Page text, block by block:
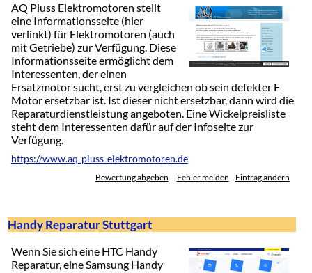
AQ Pluss Elektromotoren stellt
eine Informationsseite (hier
verlinkt) für Elektromotoren (auch
mit Getriebe) zur Verfügung. Diese
Informationsseite ermöglicht dem
Interessenten, der einen
Ersatzmotor sucht, erst zu vergleichen ob sein defekter E
Motor ersetzbar ist. Ist dieser nicht ersetzbar, dann wird die
Reparaturdienstleistung angeboten. Eine Wickelpreisliste
steht dem Interessenten dafür auf der Infoseite zur
Verfügung.
https://www.aq-pluss-elektromotoren.de
Bewertung abgeben Fehler melden Eintrag ändern
Handy Reparatur Stuttgart
Wenn Sie sich eine HTC Handy
Reparatur, eine Samsung Handy